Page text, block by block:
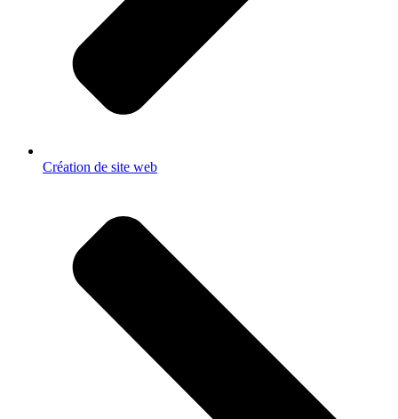
Création de site web